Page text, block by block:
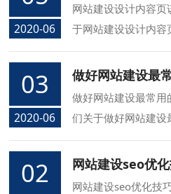
2020-06
网站建设设计内容页
于网站建设设计内容
知识，同信长春网
页该如何做SEO优化
03
2020-06
做好网站建设最常用
们关于做好网站建设
的的专业知识，同
建设最常用的SEO
02 网站建设seo优
网站建设seo优化技